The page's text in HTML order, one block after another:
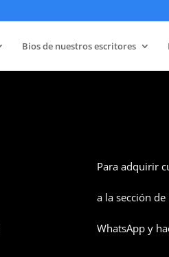
Bios de nuestros escritores
Para adquirir
a la sección
WhatsApp y